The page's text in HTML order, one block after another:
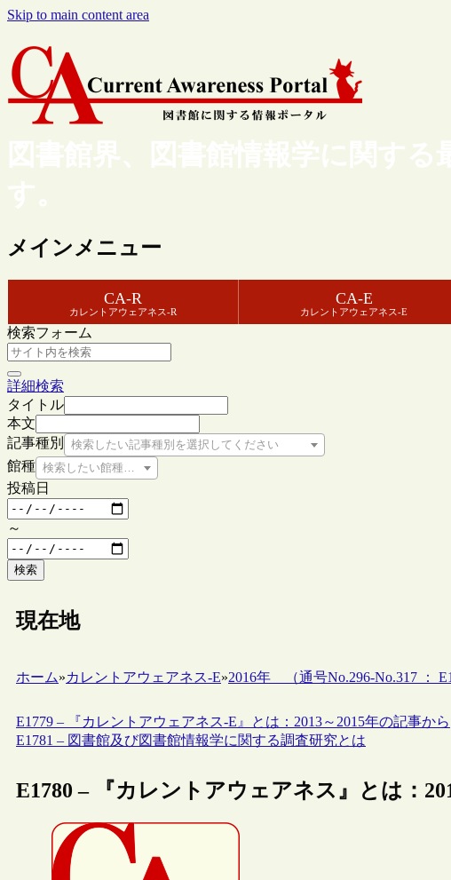
Skip to main content area
図書館界、図書館情報学に関す
す。
メインメニュー
CA-R
カレントアウェアネス-R
CA-E
カレントアウェアネス-E
検索フォーム
詳細検索
タイトル
本文
記事種別
検索したい記事種別を選択してください
館種 検索したい館種を選択してください
投稿日
～
検索
現在地
ホーム»カレントアウェアネス-E»2016年 （通号No.296-No.317 ：
E1779 – 『カレントアウェアネス-E』とは：2013～2015年の記事から
E1781 – 図書館及び図書館情報学に関する調査研究とは
E1780 – 『カレントアウェアネス』とは：